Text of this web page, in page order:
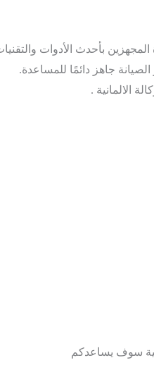
المجهزين بأحدث الأدوات
الالمانية .
سوف يساعدكم